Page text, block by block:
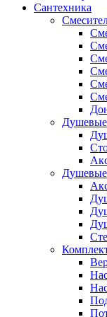
Сантехника